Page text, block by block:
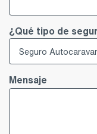
¿Qué tipo de
Mensaje